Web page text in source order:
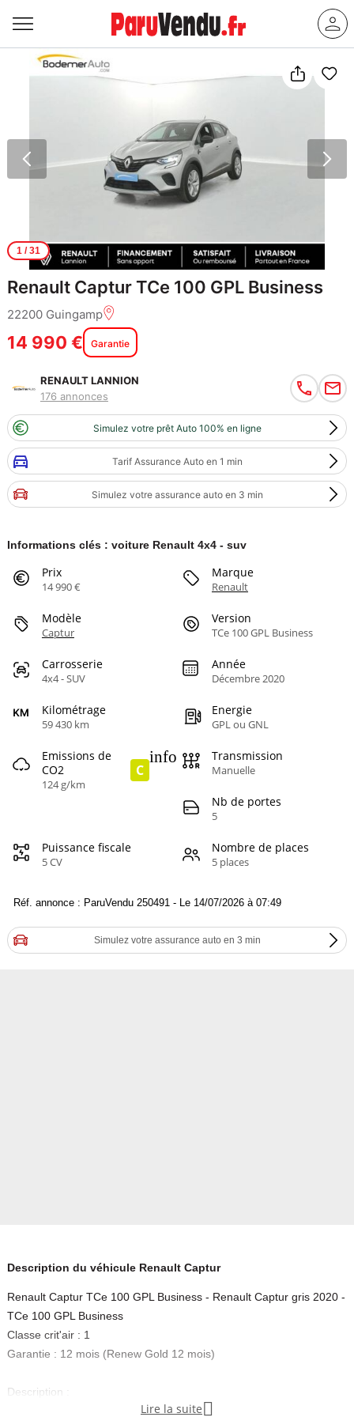
1/ 31
Renault Captur TCe 100 GPL Business
22200 Guingamp
14 990 € Garantie
RENAULT LANNION
176 annonces
Simulez votre prêt Auto 100% en ligne
Tarif Assurance Auto en 1 min
Simulez votre assurance auto en 3 min
Informations clés : voiture Renault 4x4 - suv
Prix
14 990 €
Marque
Renault
Modèle
Captur
Version
TCe 100 GPL Business
Carrosserie
4x4 - SUV
Année
Décembre 2020
Kilométrage
59 430 km
Energie
GPL ou GNL
Emissions de
CO2
124 g/km
C
info Transmission
Manuelle
Nb de portes
5
Puissance fiscale
5 CV
Nombre de places
5 places
Réf. annonce : ParuVendu 250491 - Le 14/07/2026 à 07:49
Simulez votre assurance auto en 3 min
Description du véhicule Renault Captur
Renault Captur TCe 100 GPL Business - Renault Captur gris 2020 -
TCe 100 GPL Business
Classe crit'air : 1
Garantie : 12 mois (Renew Gold 12 mois)
Description :
RENAULT CAPTUR Captur TCe 100 GPL Business
Lire la suite 